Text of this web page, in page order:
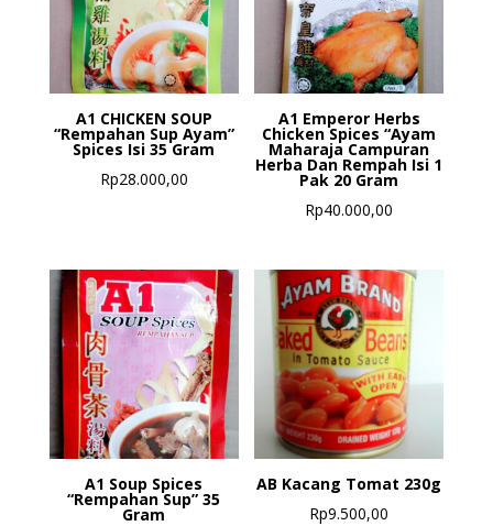
A1 CHICKEN SOUP
“Rempahan Sup Ayam”
Spices Isi 35 Gram
Rp28.000,00
A1 Emperor Herbs
Chicken Spices “Ayam
Maharaja Campuran
Herba Dan Rempah Isi 1
Pak 20 Gram
Rp40.000,00
A1 Soup Spices
“Rempahan Sup” 35
Gram
AB Kacang Tomat 230g
Rp9.500,00